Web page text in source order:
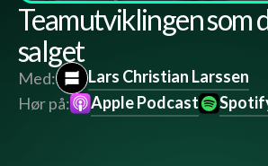
Teamutviklingen som
salget
Med:
Lars Christian Larssen
Hør på:
Apple Podcast